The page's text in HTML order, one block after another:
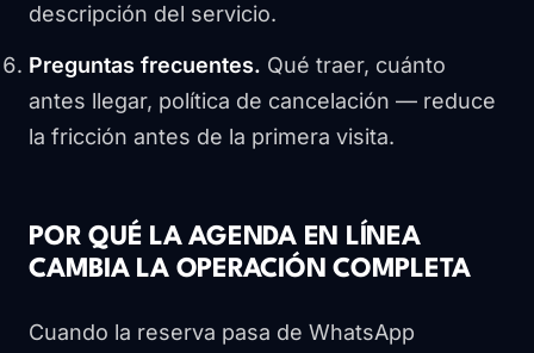
descripción del servicio.
Preguntas frecuentes. Qué traer, cuánto
antes llegar, política de cancelación — reduce
la fricción antes de la primera visita.
POR QUÉ LA AGENDA EN LÍNEA
CAMBIA LA OPERACIÓN COMPLETA
Cuando la reserva pasa de WhatsApp